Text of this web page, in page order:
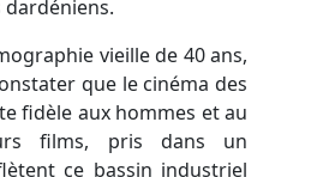
vieille de 40 ans,
que le cinéma des
fidèle aux hommes et au
films, pris dans un
ce bassin industriel